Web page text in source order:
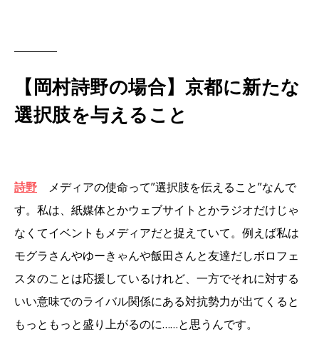
【岡村詩野の場合】京都に新たな
選択肢を与えること
詩野
メディアの使命って”選択肢を伝えること”なんで
す。私は、紙媒体とかウェブサイトとかラジオだけじゃ
なくてイベントもメディアだと捉えていて。例えば私は
モグラさんやゆーきゃんや飯田さんと友達だしボロフェ
スタのことは応援しているけれど、一方でそれに対する
いい意味でのライバル関係にある対抗勢力が出てくると
もっともっと盛り上がるのに……と思うんです。